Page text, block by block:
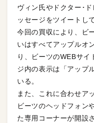
ヴィン氏やドクター･
ッセージをツイートし
今回の買収により、ビ
いはすべてアップルオ
り、ビーツのWEBサ
ジ内の表示は「アップ
いる。
また、これに合わせア
ビーツのヘッドフォン
た専用コーナーが開設